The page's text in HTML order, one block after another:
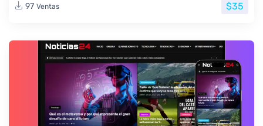
97 Ventas $35